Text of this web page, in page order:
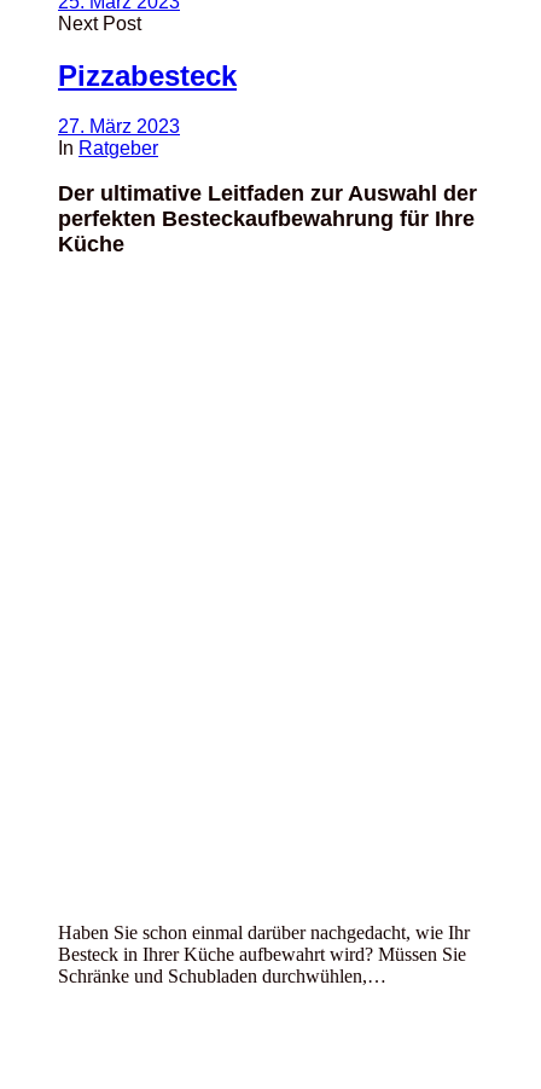
Next Post
Pizzabesteck
27. März 2023
In Ratgeber
Der ultimative Leitfaden zur Auswahl der
perfekten Besteckaufbewahrung für Ihre
Küche
Haben Sie schon einmal darüber nachgedacht, wie Ihr
Besteck in Ihrer Küche aufbewahrt wird? Müssen Sie
Schränke und Schubladen durchwühlen,…